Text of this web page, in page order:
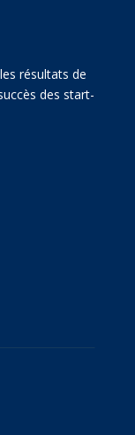
résultats de
des start-